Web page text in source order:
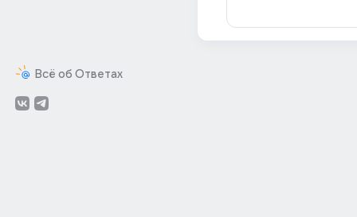
Всё об Ответах